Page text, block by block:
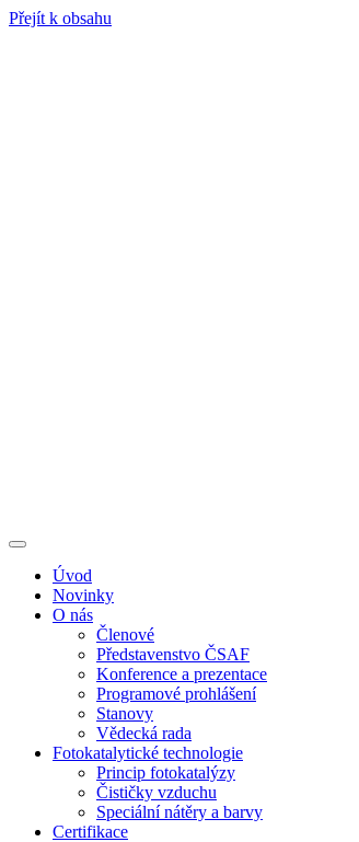
Přejít k obsahu
Úvod
Novinky
O nás
Členové
Představenstvo ČSAF
Konference a prezentace
Programové prohlášení
Stanovy
Vědecká rada
Fotokatalytické technologie
Princip fotokatalýzy
Čističky vzduchu
Speciální nátěry a barvy
Certifikace